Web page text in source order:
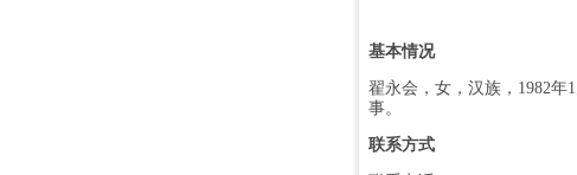
基本情况
翟永会，女，汉族， 1982年1
事。
联系方式